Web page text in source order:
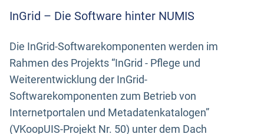
InGrid – Die Software hinter NUMIS
Die InGrid-Softwarekomponenten werden im
Rahmen des Projekts “InGrid - Pflege und
Weiterentwicklung der InGrid-
Softwarekomponenten zum Betrieb von
Internetportalen und Metadatenkatalogen”
(VKoopUIS-Projekt Nr. 50) unter dem Dach